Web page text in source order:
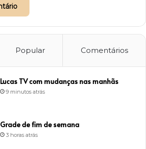
Popular Comentários
Lucas TV com mudanças nas manhãs
9 minutos atrás
Grade de fim de semana
3 horas atrás